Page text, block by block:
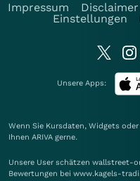
Impressum
Disclaimer
Einstellungen
Unsere Apps:
Wenn Sie Kursdaten, Widgets
Ihnen ARIVA gerne.
Unsere User schätzen wallstreet-
Bewertungen bei www.kagels-